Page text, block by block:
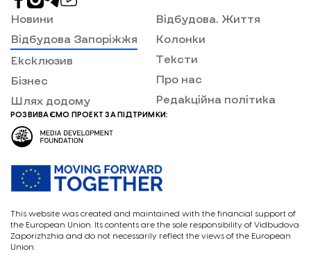
Новини
Відбудова Запоріжжя
Ексклюзив
Бізнес
Шлях додому
Відбудова. Життя
Колонки
Тексти
Про нас
Редакційна політика
РОЗВИВАЄМО ПРОЕКТ ЗА ПІДТРИМКИ:
This website was created and maintained with the financial support of
the European Union. Its contents are the sole responsibility of Vidbudova
Zaporizhzhia and do not necessarily reflect the views of the European
Union.